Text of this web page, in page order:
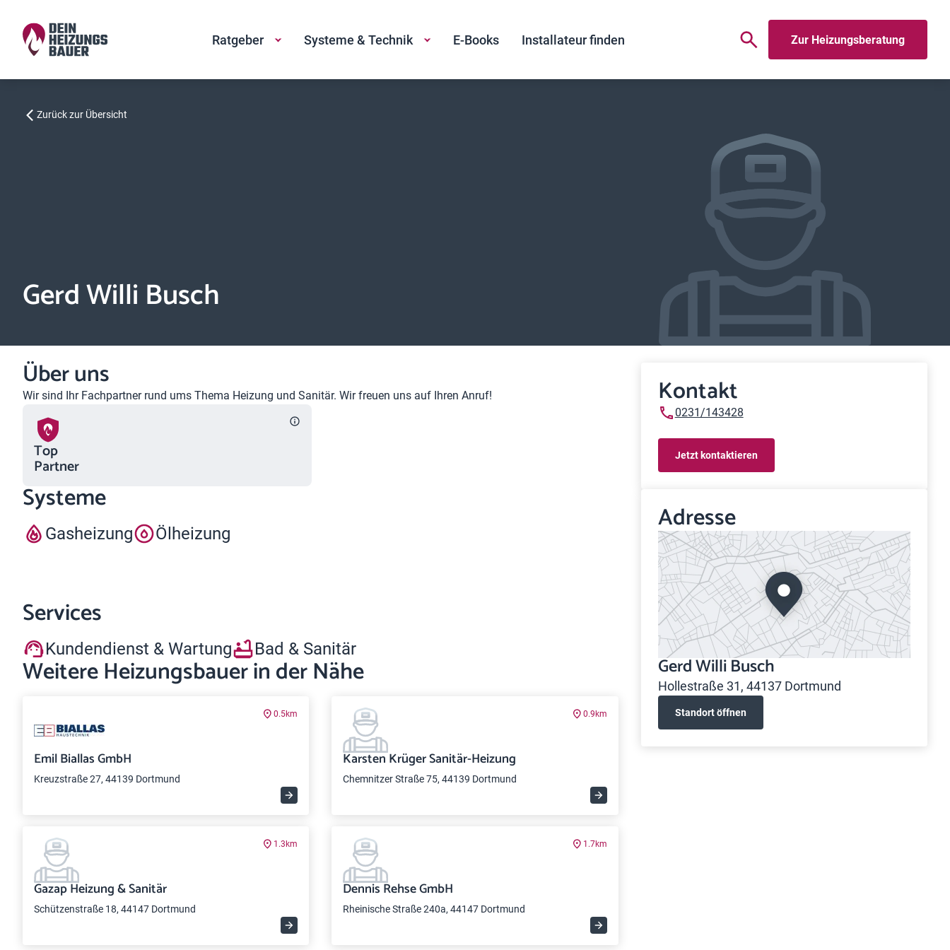
Ratgeber Systeme & Technik E-Books Installateur finden Zur Heizungsberatung
Zurück zur Übersicht
Gerd Willi Busch
Über uns
Wir sind Ihr Fachpartner rund ums Thema Heizung und Sanitär. Wir freuen uns auf Ihren Anruf!
Top
Partner
Systeme
Gasheizung Ölheizung
Services
Kundendienst & Wartung Bad & Sanitär
Weitere Heizungsbauer in der Nähe
0.5km
Emil Biallas GmbH
Kreuzstraße 27, 44139 Dortmund
0.9km
Karsten Krüger Sanitär-Heizung
Chemnitzer Straße 75, 44139 Dortmund
1.3km
Gazap Heizung & Sanitär
Schützenstraße 18, 44147 Dortmund
1.7km
Dennis Rehse GmbH
Rheinische Straße 240a, 44147 Dortmund
Kontakt
0231/143428
Jetzt kontaktieren
Adresse
Gerd Willi Busch
Hollestraße 31, 44137 Dortmund
Standort öffnen